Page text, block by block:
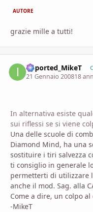
AUTORE
grazie mille a tutti!
imported_MikeT
21 Gennaio 200818
In alternativa esiste
sui riflessi se si viene
Una delle scuole di
Diamond Mind, ha una
sostituire i tiri salvezza
ti consiglio in generale
permetterti di utilizzare
anche il mod. Sag. alla
Come a dire, un colpo
-MikeT